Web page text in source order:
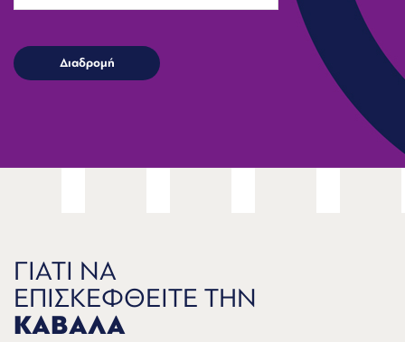
ΓΙΑΤΙ ΝΑ
ΕΠΙΣΚΕΦΘΕΙΤΕ ΤΗΝ
ΚΑΒΑΛΑ